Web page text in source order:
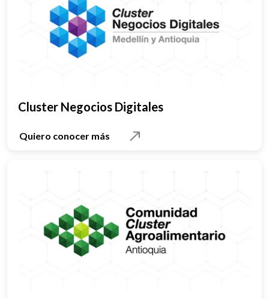
Cluster Negocios Digitales
Quiero conocer más